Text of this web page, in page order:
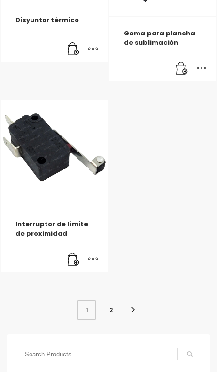
Disyuntor térmico
Goma para plancha
de sublimación
Interruptor de límite
de proximidad
1 2